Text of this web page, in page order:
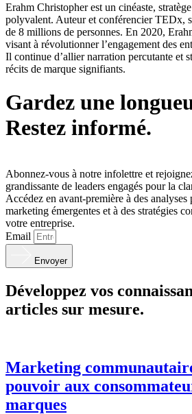
Erahm Christopher est un cinéaste,
polyvalent. Auteur et conférencier TEDx,
de 8 millions de personnes. En 2020,
visant à révolutionner l’engagement des
Il continue d’allier narration percutante et
récits de marque signifiants.
Gardez une longue
Restez informé.
Abonnez-vous à notre infolettre et
grandissante de leaders engagés pour la
Accédez en avant-première à des analyses
marketing émergentes et à des stratégies
votre entreprise.
Email
Envoyer
Développez vos
articles sur mesure.
Marketing
pouvoir aux
marques